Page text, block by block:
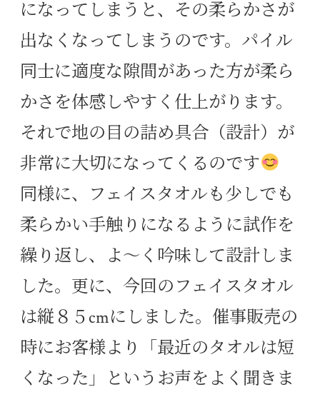
になってしまうと、その柔らかさが
出なくなってしまうのです。パイル
同士に適度な隙間があった方が柔ら
かさを体感しやすく仕上がります。
それで地の目の詰め具合（設計）が
非常に大切になってくるのです
同様に、フェイスタオルも少しでも
柔らかい手触りになるように試作を
繰り返し、よ〜く吟味して設計しま
した。更に、今回のフェイスタオル
は縦８５cmにしました。催事販売の
時にお客様より「最近のタオルは短
くなった」というお声をよく聞きま